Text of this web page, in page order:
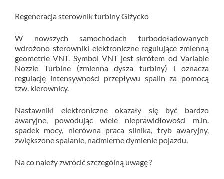
Regeneracja sterownik turbiny Giżycko
W nowszych samochodach turbodoładowanych
wdrożono sterowniki elektroniczne regulujące zmienną
geometrie VNT. Symbol VNT jest skrótem od Variable
Nozzle Turbine (zmienna dysza turbiny) i oznacza
regulację intensywności przepływu spalin za pomocą
tzw. kierownicy.
Nastawniki elektroniczne okazały się być bardzo
awaryjne, powodując wiele nieprawidłowości m.in.
spadek mocy, nierówna praca silnika, tryb awaryjny,
zwiększone spalanie, nadmierne dymienie pojazdu.
Na co należy zwrócić szczególną uwagę ?